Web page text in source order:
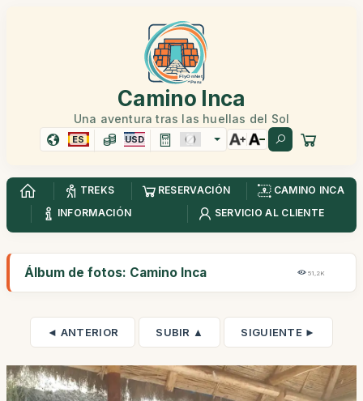
Camino Inca
Una aventura tras las huellas del Sol
ES USD
TREKS RESERVACIÓN
CAMINO INCA
INFORMACIÓN
SERVICIO AL CLIENTE
Álbum de fotos: Camino Inca 51,2K
◄ ANTERIOR SUBIR ▲ SIGUIENTE ►